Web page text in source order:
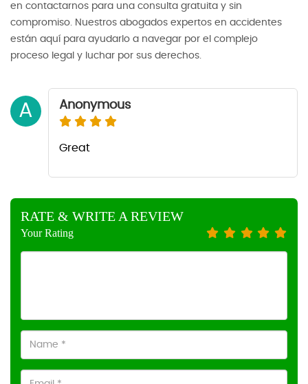
en contactarnos para una consulta gratuita y sin
compromiso. Nuestros abogados expertos en accidentes
están aquí para ayudarlo a navegar por el complejo
proceso legal y luchar por sus derechos.
A Anonymous
Great
RATE & WRITE A REVIEW
Your Rating